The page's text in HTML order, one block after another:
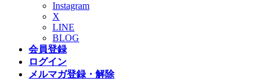
Instagram
X
LINE
BLOG
会員登録
ログイン
メルマガ登録・解除